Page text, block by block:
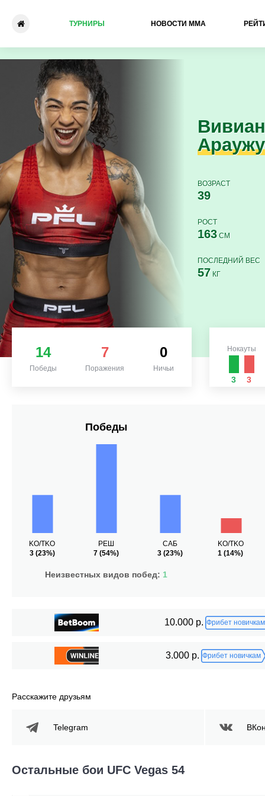
ТУРНИРЫ НОВОСТИ ММА
Вивиан Араужу - Андреа Ли
Вивиан
Араужу
ВОЗРАСТ
39
РОСТ
163СМ
ПОСЛЕДНИЙ ВЕС
57 КГ
14
Победы
7
Поражения
0
Ничьи
Нокауты
3 3
Победы
KO/TKO
3(23%)
РЕШ
7 (54%)
САБ
3 (23%)
Неизвестных видов побед: 1
KO/TKO
1 (14%)
10.000 р. Фрибет новичкам
3.000 р. Фрибет новичкам
Расскажите друзьям
Telegram
Остальные бои UFC Vegas 54